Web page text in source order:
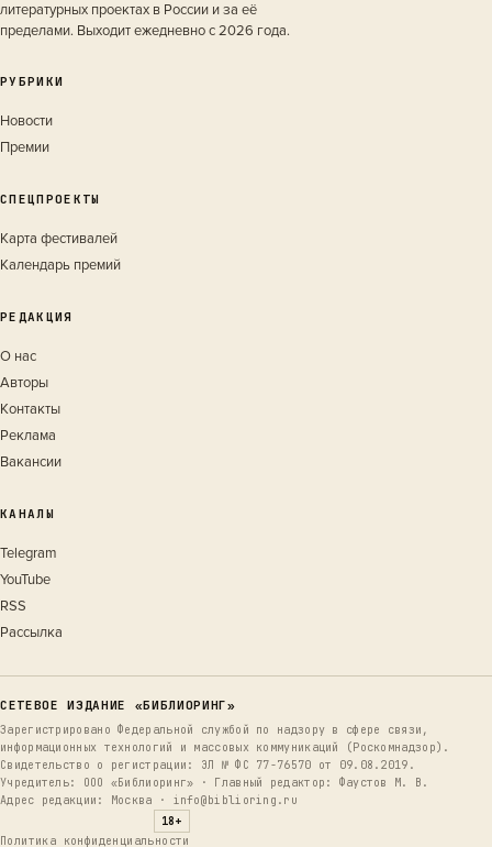
литературных проектах в России и за её
пределами. Выходит ежедневно с 2026 года.
РУБРИКИ
Новости
Премии
СПЕЦПРОЕКТЫ
Карта фестивалей
Календарь премий
РЕДАКЦИЯ
О нас
Авторы
Контакты
Реклама
Вакансии
КАНАЛЫ
Telegram
YouTube
RSS
Рассылка
СЕТЕВОЕ ИЗДАНИЕ «БИБЛИОРИНГ»
Зарегистрировано Федеральной службой по надзору в сфере связи,
информационных технологий и массовых коммуникаций (Роскомнадзор).
Свидетельство о регистрации: ЭЛ № ФС 77-76570 от 09.08.2019.
Учредитель: ООО «Библиоринг» · Главный редактор: Фаустов М. В.
Адрес редакции: Москва · info@biblioring.ru
18+
Политика конфиденциальности